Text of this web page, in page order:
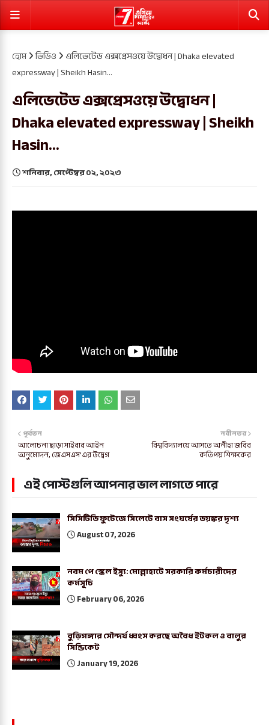
হোম ভিডিও
এলিভেটেড এক্সপ্রেসওয়ে উদ্বোধন | Dhaka elevated
expressway | Sheikh Hasin...
এলিভেটেড এক্সপ্রেসওয়ে উদ্বোধন |
Dhaka elevated expressway | Sheikh
Hasin...
শনিবার, সেপ্টেম্বর ০২, ২০২৩
নবীনতর
বিশ্ববিদ্যালয়ে আসতে অনীহা জবির
কতিপয় শিক্ষকের
পূর্বতন
আলোচনা ছাড়া সাইবার আইন
অনুমোদন, জেএসএস'এর উদ্বেগ
এই পোস্টগুলি আপনার ভাল লাগতে পারে
সিসিটিভি ফুটেজে সিলেটে বাস সংঘর্ষের ভয়ঙ্কর দৃশ্য
August 07, 2026
নবম পে স্কেল ইস্যু: মোল্লাহাটে সরকারি কর্মচারীদের
কর্মসূচি
February 06, 2026
বুড়িগঙ্গার সৌন্দর্য ধ্বংস করছে অবৈধ ইটকল ও বালুর
সিন্ডিকেট
January 19, 2026